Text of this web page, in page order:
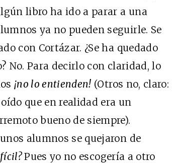
libro ha ido a parar a una
ya no pueden seguirle. Se
con Cortázar. ¿Se ha quedado
No. Para decirlo con claridad, lo
¡no lo entienden! (Otros no, claro:
que en realidad era un
bueno de siempre).
alumnos se quejaron de
Pues yo no escogería a otro